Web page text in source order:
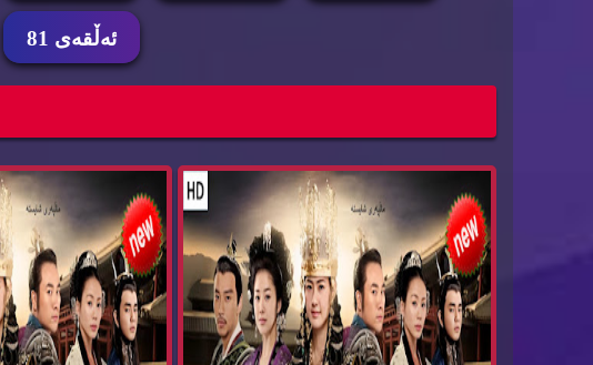
ئه‌ڵقه‌ی 81
زنجیره‌ درامای سیۆن دیۆك بیدام ئه‌ڵقه‌ی 81